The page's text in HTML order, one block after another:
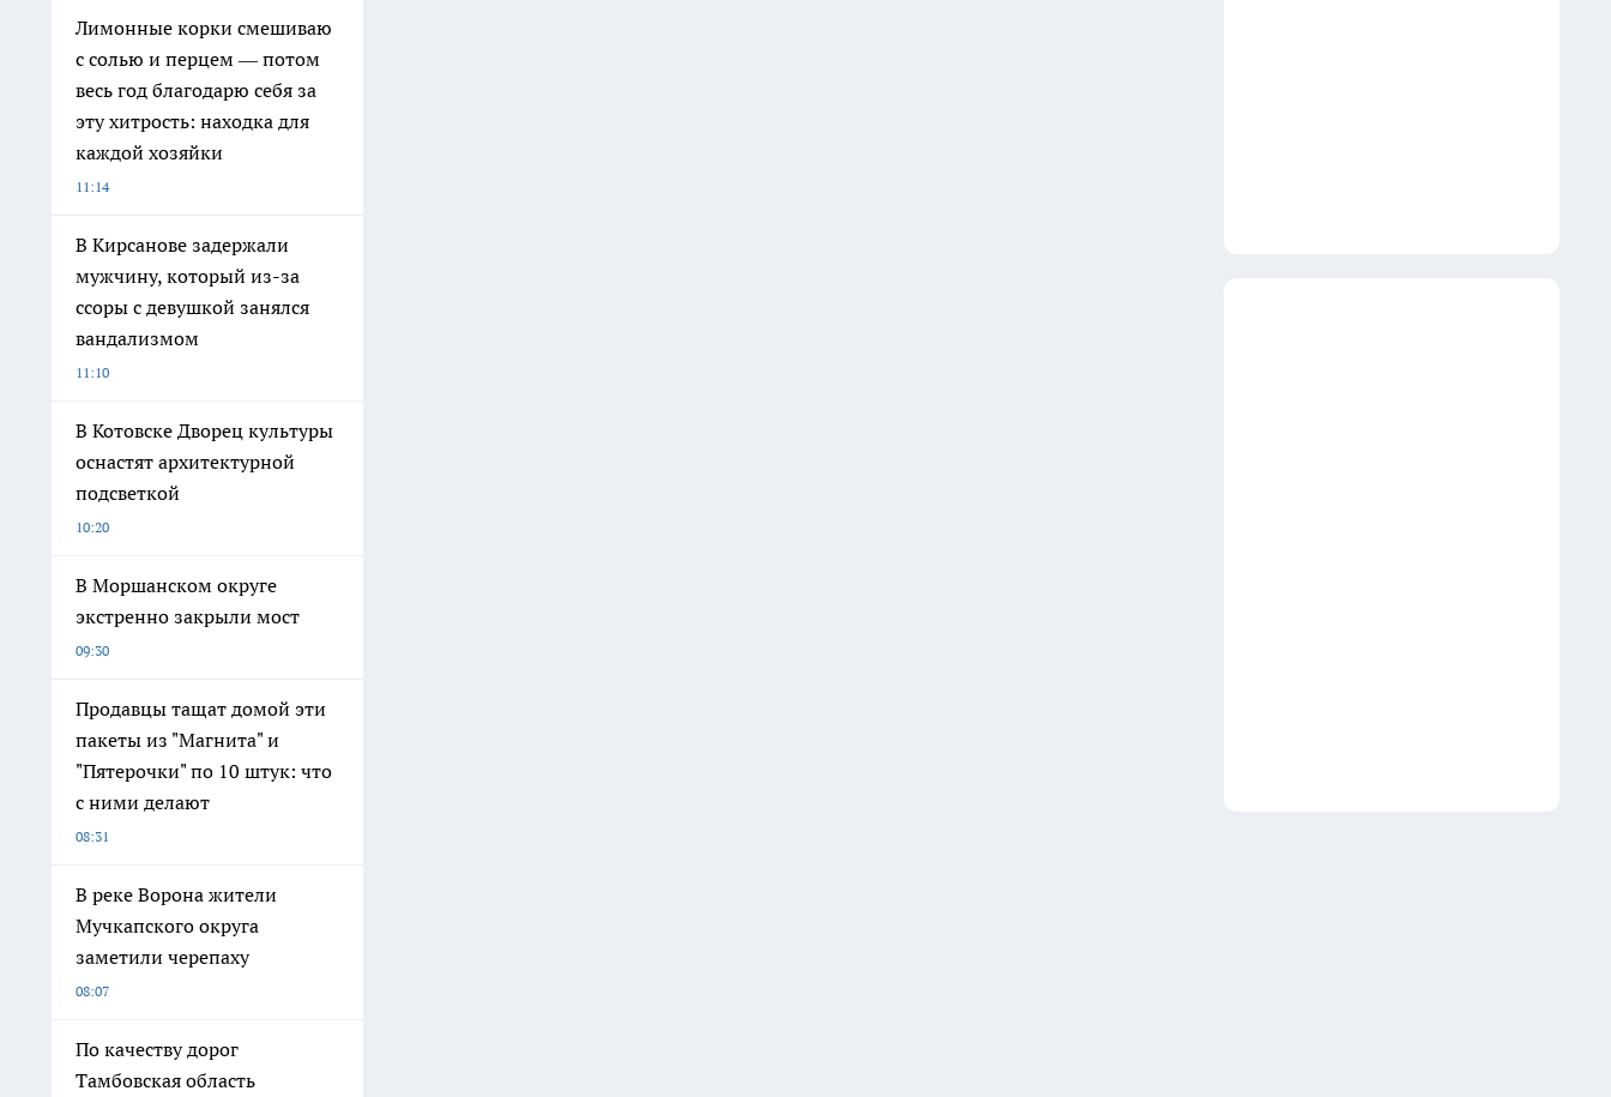
Лимонные корки смешиваю
с солью и перцем — потом
весь год благодарю себя за
эту хитрость: находка для
каждой хозяйки
11:14
В Кирсанове задержали
мужчину, который из-за
ссоры с девушкой занялся
вандализмом
11:10
В Котовске Дворец культуры
оснастят архитектурной
подсветкой
10:20
В Моршанском округе
экстренно закрыли мост
09:30
Продавцы тащат домой эти
пакеты из "Магнита" и
"Пятерочки" по 10 штук: что
с ними делают
08:31
В реке Ворона жители
Мучкапского округа
заметили черепаху
08:07
По качеству дорог
Тамбовская область